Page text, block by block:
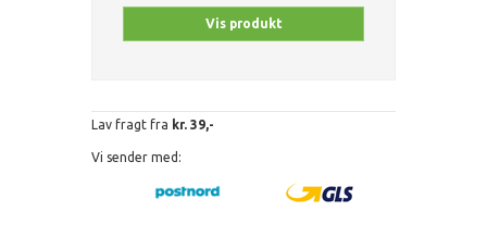
Vis produkt
Lav fragt fra kr. 39,-
Vi sender med: